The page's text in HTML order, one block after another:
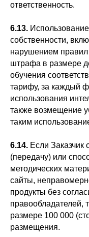
ответственность.
6.13.
собственности,
нарушением правил
штрафа в размере
обучения
тарифу, за каждый
использования
также возмещение
таким
6.14. Если
(передачу) или
методических
сайты,
продукты без
правообладателей,
размере 100 000
размещения.